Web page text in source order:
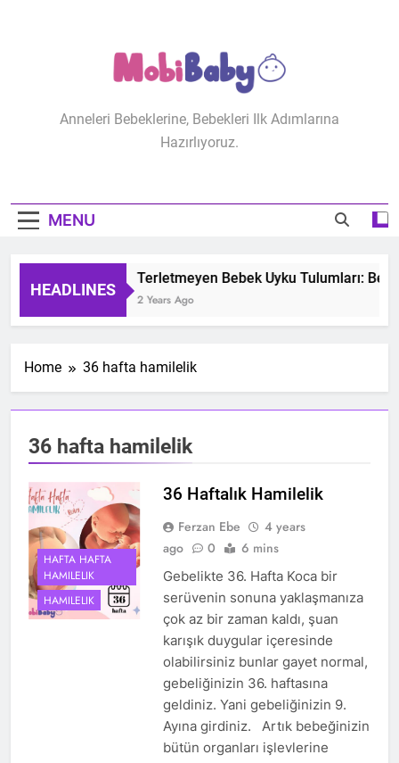
MobiBaby
Anneleri Bebeklerine, Bebekleri Ilk Adımlarına
Hazırlıyoruz.
MENU
HEADLINES
Terletmeyen Bebek Uyku Tulumları:
2 Years Ago
Home 36 hafta hamilelik
36 hafta hamilelik
HAFTA HAFTA
HAMILELIK
HAMILELIK
36 Haftalık Hamilelik
Ferzan Ebe
4 years
ago
0 6 mins
Gebelikte 36. Hafta Koca bir
serüvenin sonuna yaklaşmanıza
çok az bir zaman kaldı, şuan
karışık duygular içeresinde
olabilirsiniz bunlar gayet normal,
gebeliğinizin 36. haftasına
geldiniz. Yani gebeliğinizin 9.
Ayına girdiniz. Artık bebeğinizin
bütün organları işlevlerine